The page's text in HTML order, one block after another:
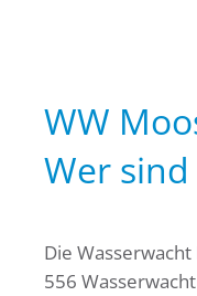
WW
Wer sind
Die
556